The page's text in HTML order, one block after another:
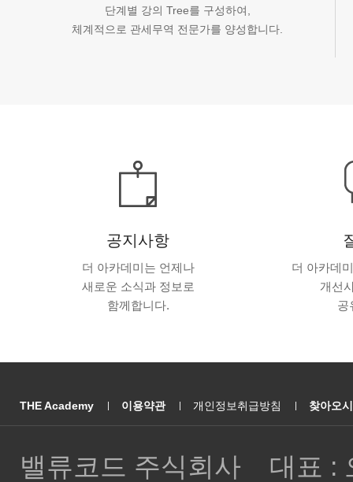
단계별 강의 Tree를 구성하여,
체계적으로 관세무역 전문가를 양성합니다.
공지사항
더 아카데미는 언제나
새로운 소식과 정보로
함께합니다.
더 아카데
개선
공
THE Academy 이용약관 개인정보취급방침 찾아오
밸류코드 주식회사 대표 :